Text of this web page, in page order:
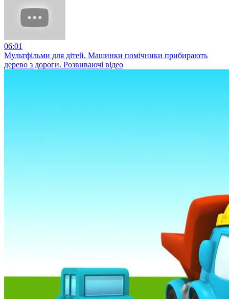
06:01
Мультфільми для дітей. Машинки помічники прибирають
дерево з дороги. Розвиваючі відео